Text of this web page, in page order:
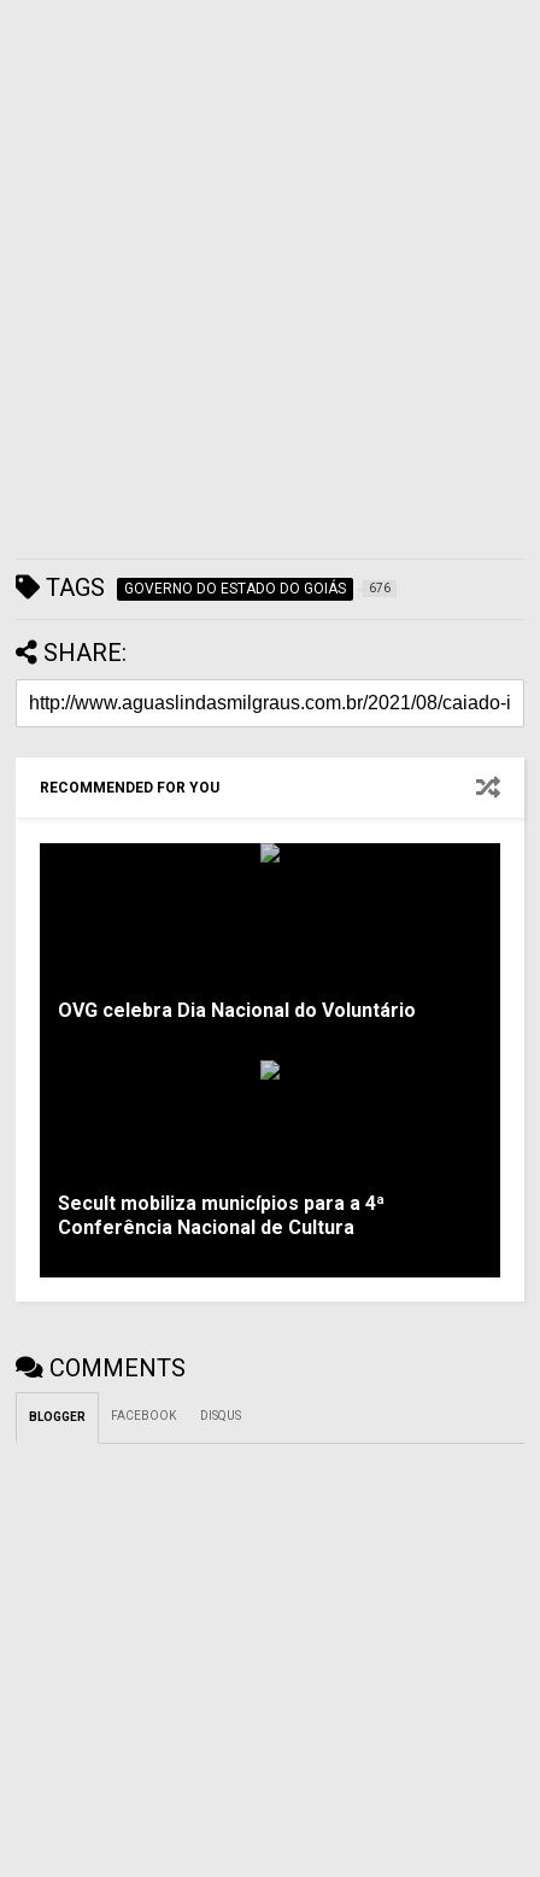
TAGS GOVERNO DO ESTADO DO GOIÁS 676
SHARE:
RECOMMENDED FOR YOU
OVG celebra Dia Nacional do Voluntário
Secult mobiliza municípios para a 4ª
Conferência Nacional de Cultura
COMMENTS
BLOGGER FACEBOOK DISQUS